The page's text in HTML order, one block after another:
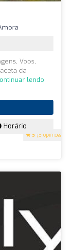
5 (5 opiniões)
Voos,
da
lendo
Horário